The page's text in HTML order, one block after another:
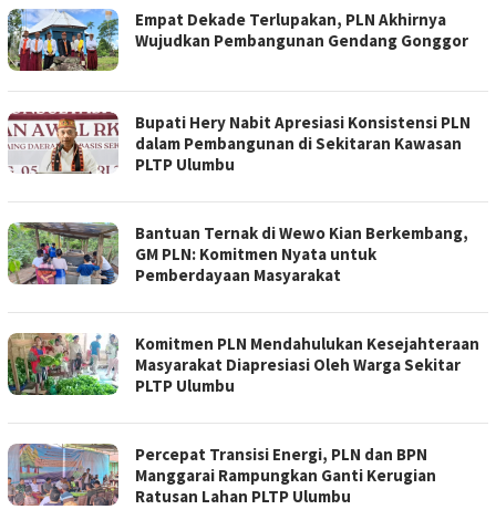
Empat Dekade Terlupakan, PLN Akhirnya
Wujudkan Pembangunan Gendang Gonggor
Bupati Hery Nabit Apresiasi Konsistensi PLN
dalam Pembangunan di Sekitaran Kawasan
PLTP Ulumbu
Bantuan Ternak di Wewo Kian Berkembang,
GM PLN: Komitmen Nyata untuk
Pemberdayaan Masyarakat
Komitmen PLN Mendahulukan Kesejahteraan
Masyarakat Diapresiasi Oleh Warga Sekitar
PLTP Ulumbu
Percepat Transisi Energi, PLN dan BPN
Manggarai Rampungkan Ganti Kerugian
Ratusan Lahan PLTP Ulumbu